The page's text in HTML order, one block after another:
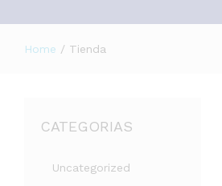
Home / Tienda
CATEGORIAS
Uncategorized